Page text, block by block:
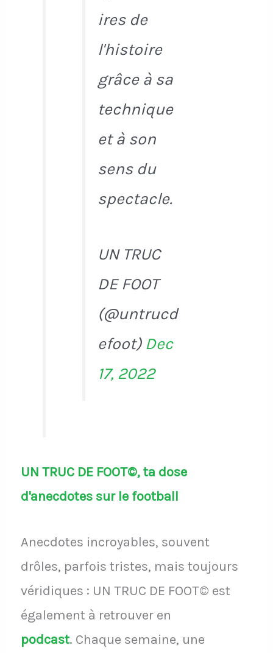
ires de
l'histoire
grâce à sa
technique
et à son
sens du
spectacle.
UN TRUC
DE FOOT
(@untrucd
efoot) Dec
17, 2022
UN TRUC DE FOOT©, ta dose
d'anecdotes sur le football
Anecdotes incroyables, souvent
drôles, parfois tristes, mais toujours
véridiques : UN TRUC DE FOOT© est
également à retrouver en
podcast. Chaque semaine, une